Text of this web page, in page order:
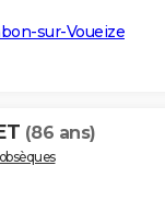
sur-Voueize
(86 ans)